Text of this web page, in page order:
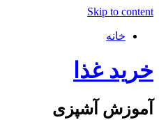
Skip to content
خانه
خرید غذا
آموزش آشپزی